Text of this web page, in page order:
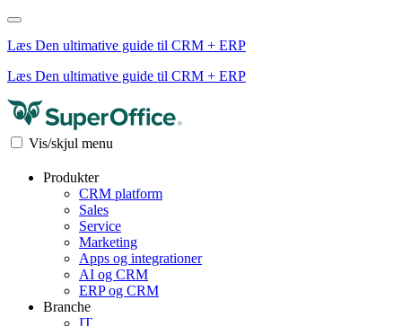
Læs Den ultimative guide til CRM + ERP
Læs Den ultimative guide til CRM + ERP
Vis/skjul menu
Produkter
CRM platform
Sales
Service
Marketing
Apps og integrationer
AI og CRM
ERP og CRM
Branche
IT